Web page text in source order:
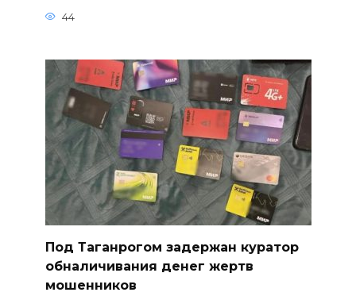
44
Под Таганрогом задержан куратор
обналичивания денег жертв
мошенников